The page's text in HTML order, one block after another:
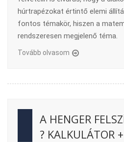
húrtrapézokat értintő elemi
fontos témakör, hiszen a
rendszeresen megjelenő téma.
Tovább olvasom
A HENGER
? KALKULÁTOR